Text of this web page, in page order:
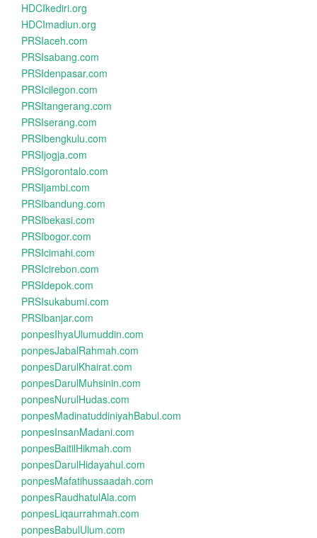
HDCIkediri.org
HDCImadiun.org
PRSIaceh.com
PRSIsabang.com
PRSIdenpasar.com
PRSIcilegon.com
PRSItangerang.com
PRSIserang.com
PRSIbengkulu.com
PRSIjogja.com
PRSIgorontalo.com
PRSIjambi.com
PRSIbandung.com
PRSIbekasi.com
PRSIbogor.com
PRSIcimahi.com
PRSIcirebon.com
PRSIdepok.com
PRSIsukabumi.com
PRSIbanjar.com
ponpesIhyaUlumuddin.com
ponpesJabalRahmah.com
ponpesDarulKhairat.com
ponpesDarulMuhsinin.com
ponpesNurulHudas.com
ponpesMadinatuddiniyahBabul.com
ponpesInsanMadani.com
ponpesBaitilHikmah.com
ponpesDarulHidayahul.com
ponpesMafatihussaadah.com
ponpesRaudhatulAla.com
ponpesLiqaurrahmah.com
ponpesBabulUlum.com